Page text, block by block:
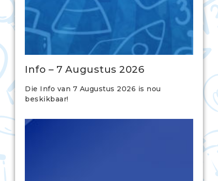
Info – 7 Augustus 2026
Die Info van 7 Augustus 2026 is nou
beskikbaar!